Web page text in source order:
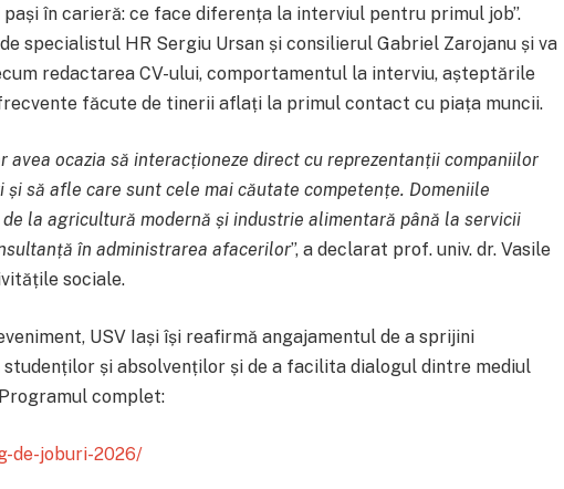
în carieră: ce face diferența la interviul pentru primul job”.
specialistul HR Sergiu Ursan și consilierul Gabriel Zarojanu și va
redactarea CV-ului, comportamentul la interviu, așteptările
făcute de tinerii aflați la primul contact cu piața muncii.
avea ocazia să interacționeze direct cu reprezentanții companiilor
și să afle care sunt cele mai căutate competențe. Domeniile
la agricultură modernă și industrie alimentară până la servicii
în administrarea afacerilor”, a declarat prof. univ. dr. Vasile
sociale.
USV Iași își reafirmă angajamentul de a sprijini
și absolvenților și de a facilita dialogul dintre mediul
complet:
de-joburi-2026/